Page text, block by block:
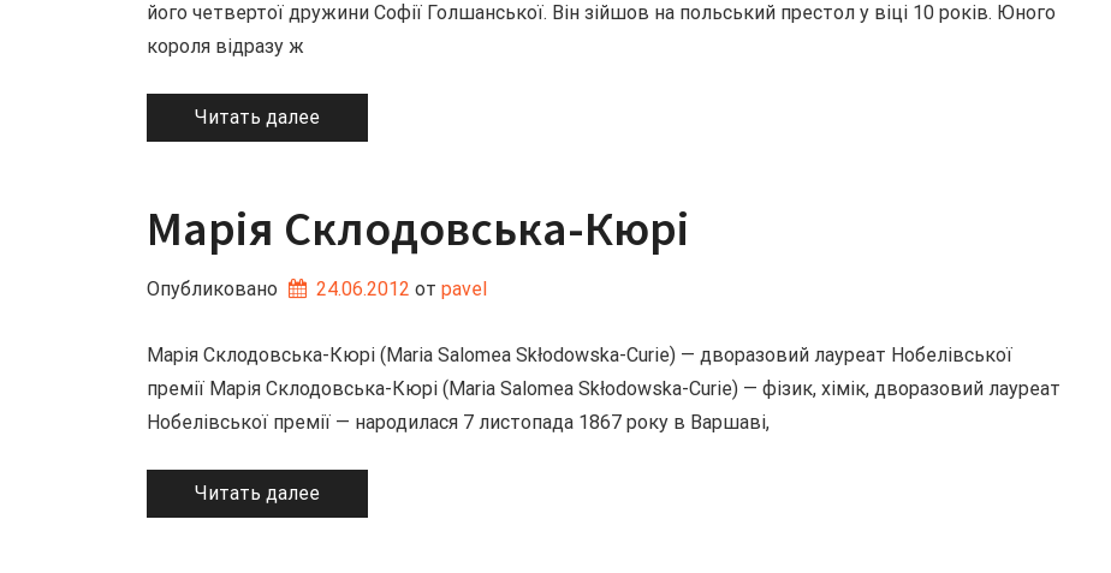
його четвертої дружини Софії Голшанської. Він зійшов на польський престол у віці 10 років. Юного
короля відразу ж
Читать далее
Марія Склодовська-Кюрі
Опубликовано 24.06.2012 от pavel
Марія Склодовська-Кюрі (Maria Salomea Skłodowska-Curie) — дворазовий лауреат Нобелівської
премії Марія Склодовська-Кюрі (Maria Salomea Skłodowska-Curie) — фізик, хімік, дворазовий лауреат
Нобелівської премії — народилася 7 листопада 1867 року в Варшаві,
Читать далее